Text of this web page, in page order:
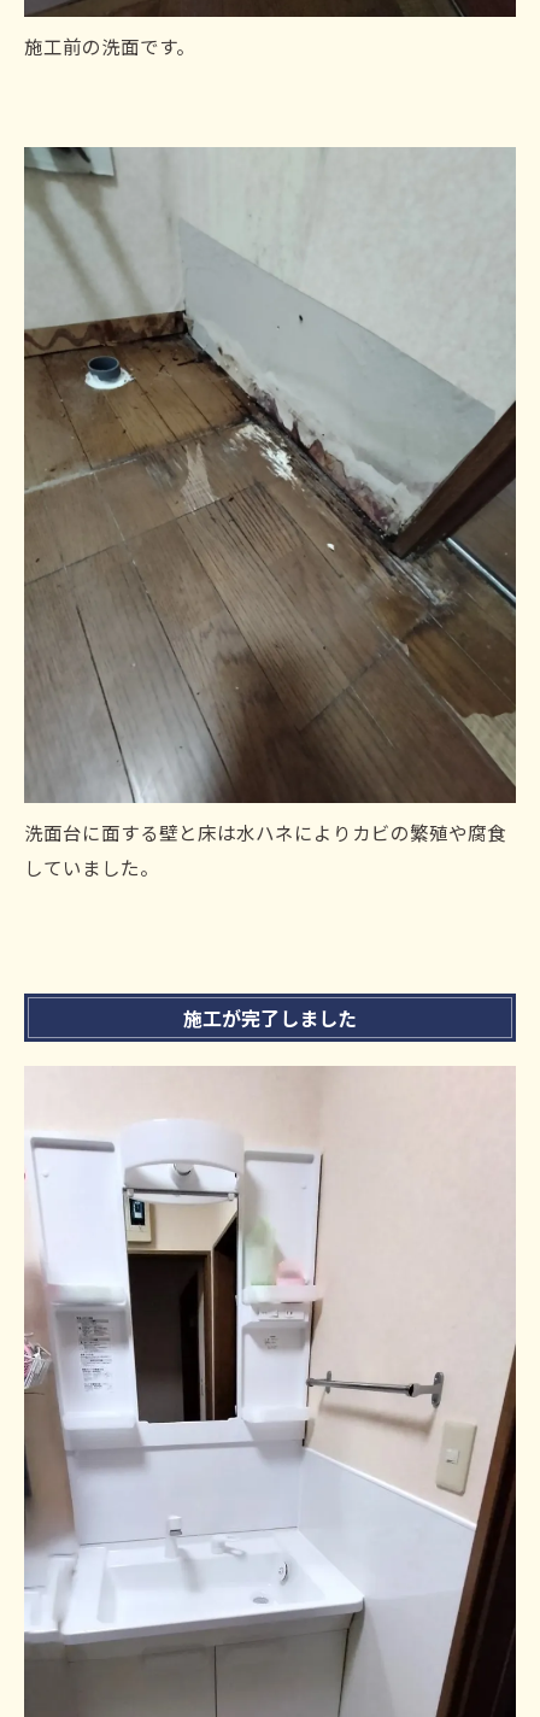
施工前の洗面です。
洗面台に面する壁と床は水ハネによりカビの繁殖や腐食
していました。
施工が完了しました